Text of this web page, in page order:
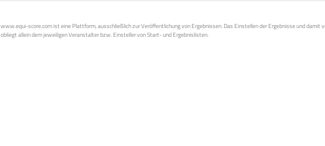
www.equi-score.com ist eine Plattform, ausschließlich zur Veröffentlichung von Ergebnissen. Das Einstellen der Ergebnisse und damit
obliegt allein dem jeweiligen Veranstalter bzw. Einsteller von Start- und Ergebnislisten.